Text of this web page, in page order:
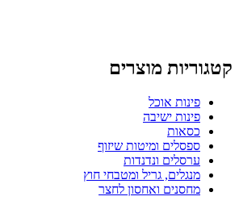
קטגוריות מוצרים
פינות אוכל
פינות ישיבה
כסאות
ספסלים ומיטות שיזוף
ערסלים ונדנדות
מנגלים, גריל ומטבחי חוץ
מחסנים ואחסון לחצר